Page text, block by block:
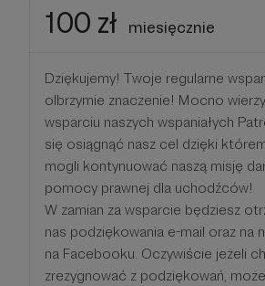
100 zł miesięcznie
Dziękujemy! Twoje regularne
olbrzymie znaczenie! Mocno
wsparciu naszych wspaniałych
się osiągnąć nasz cel dzięki
mogli kontynuować naszą misję
pomocy prawnej dla uchodźców!
W zamian za wsparcie będziesz
nas podziękowania e-mail oraz na
na Facebooku. Oczywiście jeżeli
zrezygnować z podziękowań,